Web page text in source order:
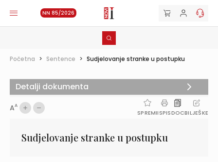
NN 85/2026
Početna > Sentence > Sudjelovanje stranke u postupku
AA
SPREMIISPISDOCBILJEŠKE
Sudjelovanje stranke u postupku
Detalji dokumenta